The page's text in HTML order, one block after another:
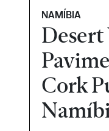
NAMÍBIA
Cork